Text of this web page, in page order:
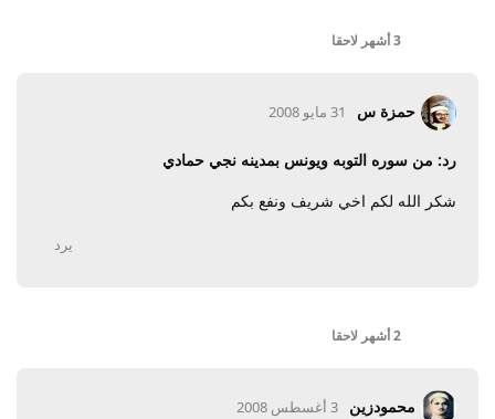
3 أشهر لاحقا
حمزة س 31 مايو 2008
رد: من سوره التوبه ويونس بمدينه نجي حمادي
شكر الله لكم اخي شريف ونفع بكم
يرد
2 أشهر لاحقا
محمودزين 3 أغسطس 2008